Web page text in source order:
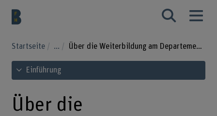
Startseite ... Über die Weiterbildung am Departement Gesundheit
Inhaltsverzeichnis ansehen
Einführung
Über die